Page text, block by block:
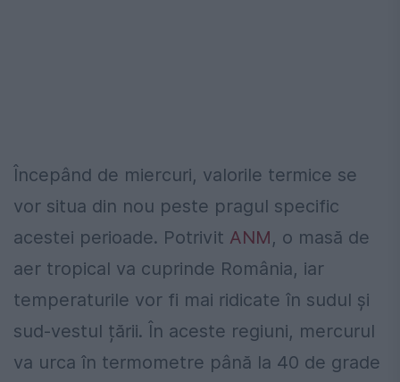
Începând de miercuri, valorile termice se
vor situa din nou peste pragul specific
acestei perioade. Potrivit ANM, o masă de
aer tropical va cuprinde România, iar
temperaturile vor fi mai ridicate în sudul și
sud-vestul țării. În aceste regiuni, mercurul
va urca în termometre până la 40 de grade